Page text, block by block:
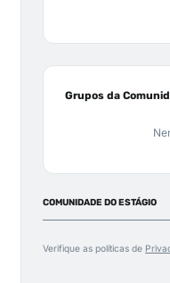
Grupos da
COMUNIDADE DO ESTÁGIO
Verifique as políticas de